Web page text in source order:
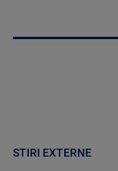
STIRI EXTERNE